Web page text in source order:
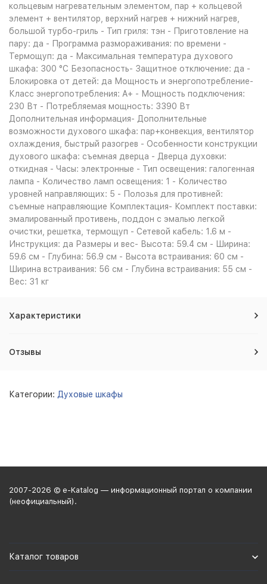
кольцевым нагревательным элементом, пар + кольцевой
элемент + вентилятор, верхний нагрев + нижний нагрев,
большой турбо-гриль - Тип гриля: тэн - Приготовление на
пару: да - Программа размораживания: по времени -
Термощуп: да - Максимальная температура духового
шкафа: 300 °С Безопасность- Защитное отключение: да -
Блокировка от детей: да Мощность и энергопотребление-
Класс энергопотребления: A+ - Мощность подключения:
230 Вт - Потребляемая мощность: 3390 Вт
Дополнительная информация- Дополнительные
возможности духового шкафа: пар+конвекция, вентилятор
охлаждения, быстрый разогрев - Особенности конструкции
духового шкафа: съемная дверца - Дверца духовки:
откидная - Часы: электронные - Тип освещения: галогенная
лампа - Количество ламп освещения: 1 - Количество
уровней направляющих: 5 - Полозья для противней:
съемные направляющие Комплектация- Комплект поставки:
эмалированный противень, поддон с эмалью легкой
очистки, решетка, термощуп - Сетевой кабель: 1.6 м -
Инструкция: да Размеры и вес- Высота: 59.4 см - Ширина:
59.6 см - Глубина: 56.9 см - Высота встраивания: 60 см -
Ширина встраивания: 56 см - Глубина встраивания: 55 см -
Вес: 31 кг
Характеристики
Отзывы
Категории: Духовые шкафы
2007-2026 © e-Katalog — информационный портал о компании
(неофициальный).
Каталог товаров